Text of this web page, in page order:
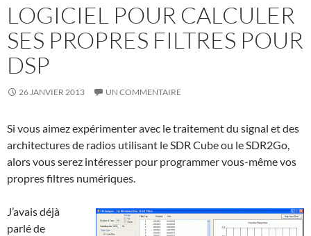
LOGICIEL POUR CALCULER
SES PROPRES FILTRES POUR
DSP
26 JANVIER 2013 UN COMMENTAIRE
Si vous aimez expérimenter avec le traitement du signal et des
architectures de radios utilisant le SDR Cube ou le SDR2Go,
alors vous serez intéresser pour programmer vous-même vos
propres filtres numériques.
J’avais déjà
parlé de